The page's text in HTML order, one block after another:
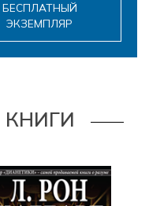
БЕСПЛАТНЫЙ
ЭКЗЕМПЛЯР